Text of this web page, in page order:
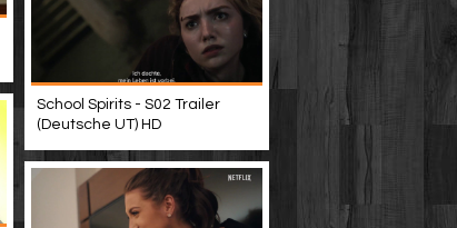
School Spirits - S02 Trailer
(Deutsche UT) HD